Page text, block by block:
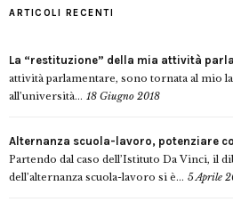
ARTICOLI RECENTI
La “restituzione” della mia attività
attività parlamentare, sono tornata al mio
all’università... 18 Giugno 2018
Alternanza scuola-lavoro, potenziare
Partendo dal caso dell’Istituto Da Vinci, il
dell’alternanza scuola-lavoro si è... 5 Aprile